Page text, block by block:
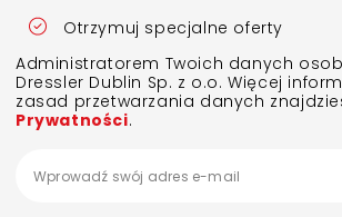
Otrzymuj specjalne oferty
Administratorem Twoich danych
Dressler Dublin Sp. z o.o. Więcej
zasad przetwarzania danych
Prywatności.